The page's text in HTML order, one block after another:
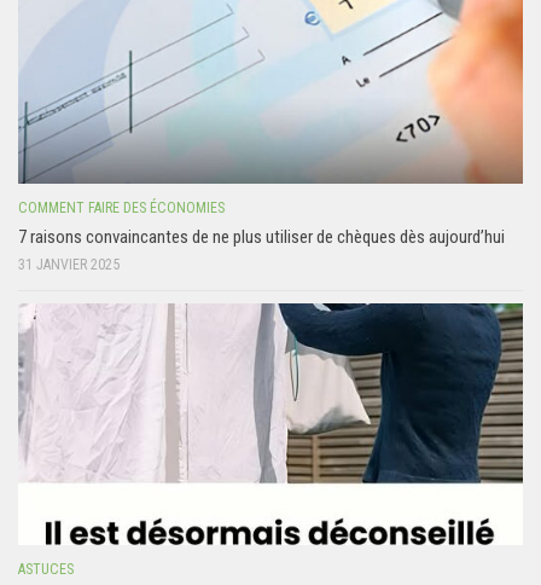
COMMENT FAIRE DES ÉCONOMIES
7 raisons convaincantes de ne plus utiliser de chèques dès aujourd’hui
31 JANVIER 2025
ASTUCES